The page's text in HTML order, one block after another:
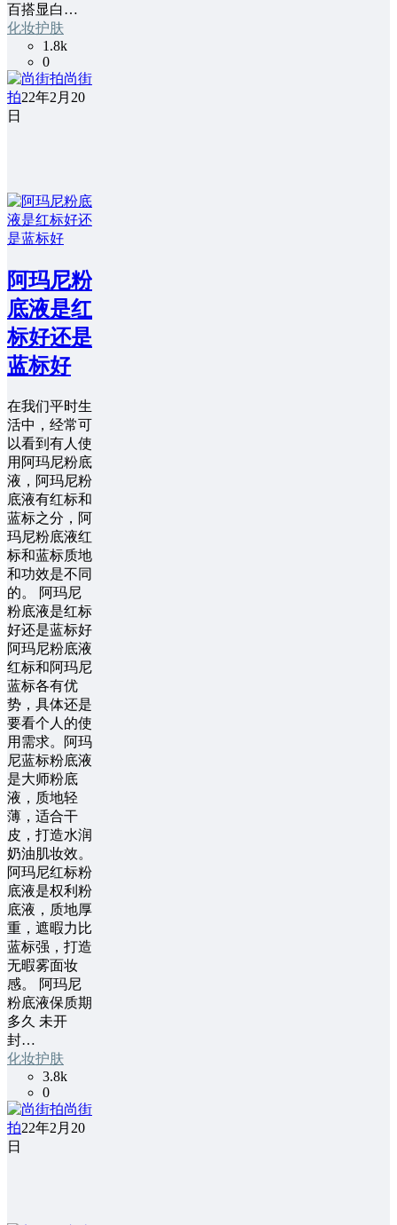
百搭显白…
化妆护肤
1.8k
0
尚街
拍22年2月20
日
阿玛尼粉
底液是红
标好还是
蓝标好
在我们平时生
活中，经常可
以看到有人使
用阿玛尼粉底
液，阿玛尼粉
底液有红标和
蓝标之分，阿
玛尼粉底液红
标和蓝标质地
和功效是不同
的。 阿玛尼
粉底液是红标
好还是蓝标好
阿玛尼粉底液
红标和阿玛尼
蓝标各有优
势，具体还是
要看个人的使
用需求。阿玛
尼蓝标粉底液
是大师粉底
液，质地轻
薄，适合干
皮，打造水润
奶油肌妆效。
阿玛尼红标粉
底液是权利粉
底液，质地厚
重，遮暇力比
蓝标强，打造
无暇雾面妆
感。 阿玛尼
粉底液保质期
多久 未开
封…
化妆护肤
3.8k
0
尚街
拍22年2月20
日